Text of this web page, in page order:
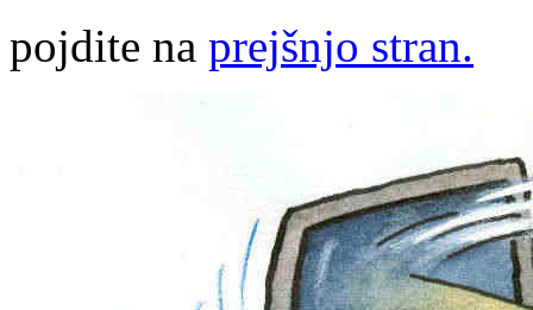
pojdite na prejšnjo stran.